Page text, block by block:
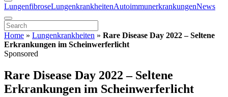
LungenfibroseLungenkrankheitenAutoimmunerkrankungenNews
Home » Lungenkrankheiten » Rare Disease Day 2022 – Seltene
Erkrankungen im Scheinwerferlicht
Sponsored
Rare Disease Day 2022 – Seltene
Erkrankungen im Scheinwerferlicht